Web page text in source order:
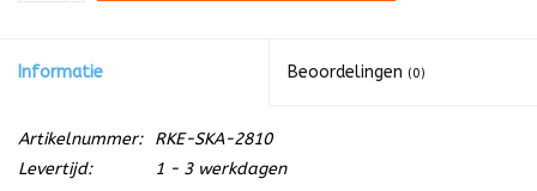
Informatie Beoordelingen (0)
Artikelnummer:
RKE-SKA-2810
Levertijd:
1 - 3 werkdagen